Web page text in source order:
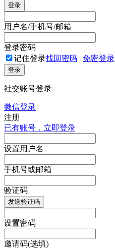
登录
用户名/手机号/邮箱
登录密码
记住登录找回密码 | 免密登录
登录
社交账号登录
微信登录
注册
已有账号，立即登录
设置用户名
手机号或邮箱
验证码
发送验证码
设置密码
邀请码(选填)